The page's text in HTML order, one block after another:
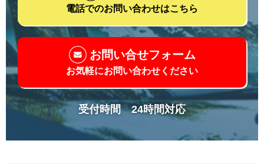
電話でのお問い合わせはこちら
お問い合せフォーム
お気軽にお問い合わせください
受付時間 24時間対応